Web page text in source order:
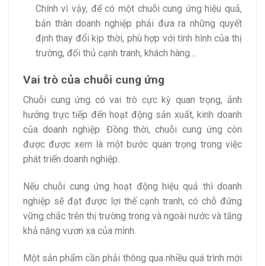
Chính vì vậy, để có một chuỗi cung ứng hiệu quả,
bản thân doanh nghiệp phải đưa ra những quyết
định thay đổi kịp thời, phù hợp với tình hình của thị
trường, đối thủ cạnh tranh, khách hàng…
Vai trò của chuỗi cung ứng
Chuỗi cung ứng có vai trò cực kỳ quan trọng, ảnh
hưởng trực tiếp đến hoạt động sản xuất, kinh doanh
của doanh nghiệp. Đồng thời, chuỗi cung ứng còn
được được xem là một bước quan trọng trong việc
phát triển doanh nghiệp.
Nếu chuỗi cung ứng hoạt động hiệu quả thì doanh
nghiệp sẽ đạt được lợi thế cạnh tranh, có chỗ đứng
vững chắc trên thị trường trong và ngoài nước và tăng
khả năng vươn xa của mình.
Một sản phẩm cần phải thông qua nhiều quá trình mới